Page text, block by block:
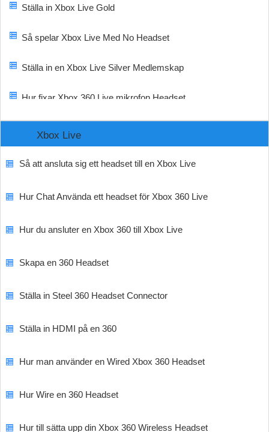
Ställa in Xbox Live Gold
Så spelar Xbox Live Med No Headset
Ställa in en Xbox Live Silver Medlemskap
Hur fixar Xbox 360 Live mikrofon Headset
Xbox Live
Så att ansluta sig ett headset till en Xbox Live
Hur Chat Använda ett headset för Xbox 360 Live
Hur du ansluter en Xbox 360 till Xbox Live
Skapa en 360 Headset
Ställa in Steel 360 Headset Connector
Ställa in HDMI på en 360
Hur man använder en Wired Xbox 360 Headset
Hur Wire en 360 Headset
Hur till sätta upp din Xbox 360 Wireless Headset